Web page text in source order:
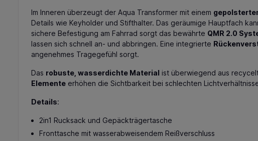
Im Inneren überzeugt der Aqua Transformer mit einem
Details wie Keyholder und Stifthalter. Das geräumige Hauptfach
sichere Befestigung am Fahrrad sorgt das bewährte QMR 2.0
lassen sich schnell an- und abbringen. Eine integrierte
angenehmes Tragegefühl sorgt.
Das robuste, wasserdichte Material ist überwiegend aus
Elemente erhöhen die Sichtbarkeit bei schlechten
Details:
2in1 Rucksack und Gepäckträgertasche
Fronttasche mit wasserabweisendem Reißverschluss